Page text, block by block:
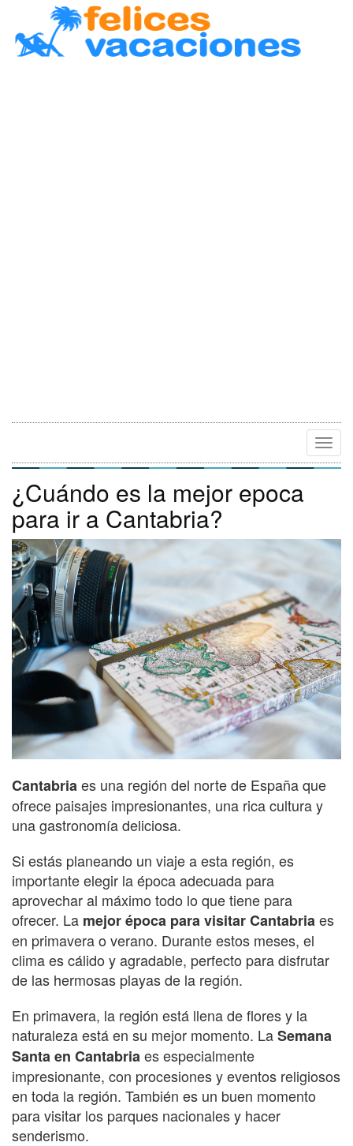
¿Cuándo es la mejor epoca
para ir a Cantabria?
Cantabriaes una región del norte de España que
ofrece paisajes impresionantes, una rica cultura y
una gastronomía deliciosa.
Si estás planeando un viaje a esta región, es
importante elegir la época adecuada para
aprovechar al máximo todo lo que tiene para
ofrecer. La mejor época para visitar Cantabriaes
en primavera o verano. Durante estos meses, el
clima es cálido y agradable, perfecto para disfrutar
de las hermosas playas de la región.
En primavera, la región está llena de flores y la
naturaleza está en su mejor momento. LaSemana
Santa en Cantabriaes especialmente
impresionante, con procesiones y eventos religiosos
en toda la región. También es un buen momento
para visitar los parques nacionales y hacer
senderismo.